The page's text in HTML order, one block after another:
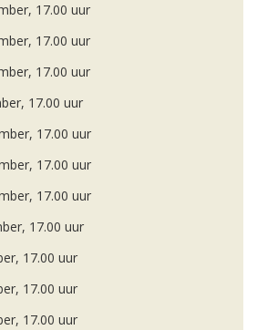
17.00 uur
17.00 uur
17.00 uur
17.00 uur
17.00 uur
17.00 uur
17.00 uur
17.00 uur
17.00 uur
17.00 uur
17.00 uur